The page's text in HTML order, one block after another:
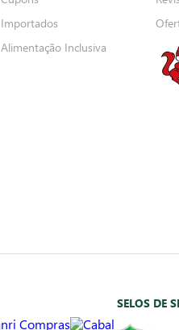
Importados
Alimentação Inclusiva
SELOS DE